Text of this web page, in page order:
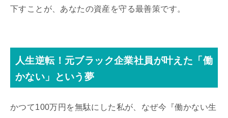
下すことが、あなたの資産を守る最善策です。
人生逆転！元ブラック企業社員が叶えた「働
かない」という夢
かつて100万円を無駄にした私が、なぜ今『働かない生